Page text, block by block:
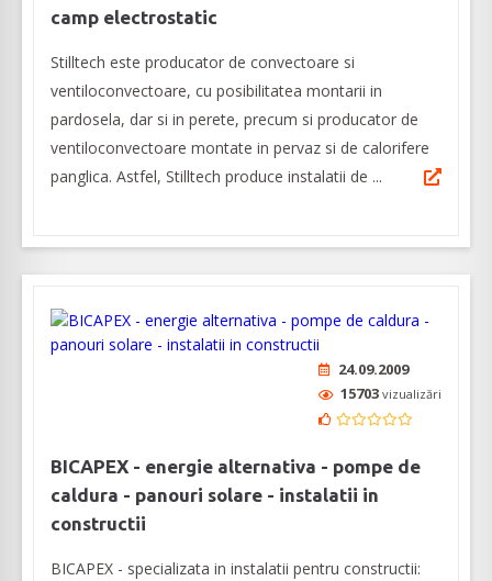
camp electrostatic
Stilltech este producator de convectoare si
ventiloconvectoare, cu posibilitatea montarii in
pardosela, dar si in perete, precum si producator de
ventiloconvectoare montate in pervaz si de calorifere
panglica. Astfel, Stilltech produce instalatii de ...
24.09.2009
15703 vizualizări
BICAPEX - energie alternativa - pompe de
caldura - panouri solare - instalatii in
constructii
BICAPEX - specializata in instalatii pentru constructii: